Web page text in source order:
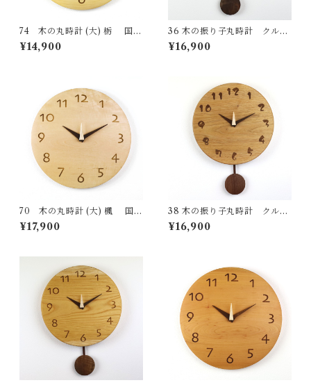
74 木の丸時計 (大) 栃 国産
一点物 SWING オリジナル 無
垢 新築祝い 結婚祝い ナチュラ
¥14,900
36 木の振り子丸時計 クルミ
国産 一点物 SWING オリジナ
ル 無垢 新築祝い 結婚祝い ナ
¥16,900
70 木の丸時計 (大) 楓 国産
一点物 SWING オリジナル 無
垢 新築祝い 結婚祝い ナチュラ
¥17,900
38 木の振り子丸時計 クルミ
国産 一点物 SWING オリジナ
ル 無垢 新築祝い 結婚祝い ナ
¥16,900